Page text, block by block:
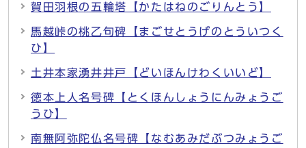
賀田羽根の五輪塔【かたはねのごりんとう】
馬越峠の桃乙句碑【まごせとうげのとういつく
ひ】
土井本家湧井井戸【どいほんけわくいいど】
徳本上人名号碑【とくほんしょうにんみょうご
うひ】
南無阿弥陀仏名号碑【なむあみだぶつみょうご